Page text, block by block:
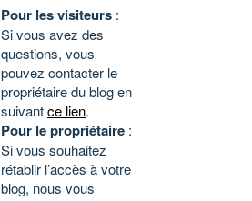
Pour les visiteurs :
Si vous avez des
questions, vous
pouvez contacter le
propriétaire du blog en
suivantce lien.
Pour le propriétaire :
Si vous souhaitez
rétablir l’accès à votre
blog, nous vous